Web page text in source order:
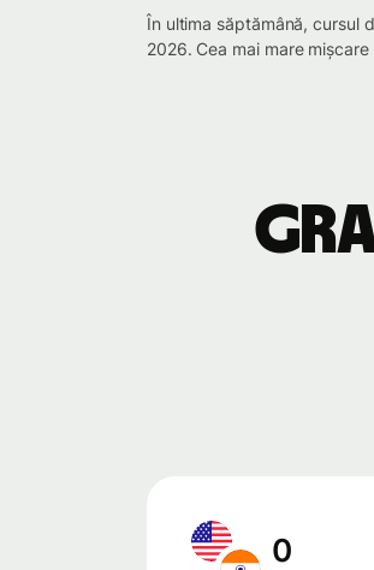
În ultima săptămână, cursul
2026. Cea mai mare
0